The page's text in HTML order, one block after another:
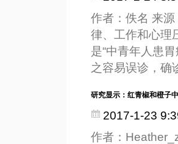
作者：佚名 来
律、工作和心理
是“中青年人患
之容易误诊，
研究显示：红青椒和橙子
2017-1-23
作者：